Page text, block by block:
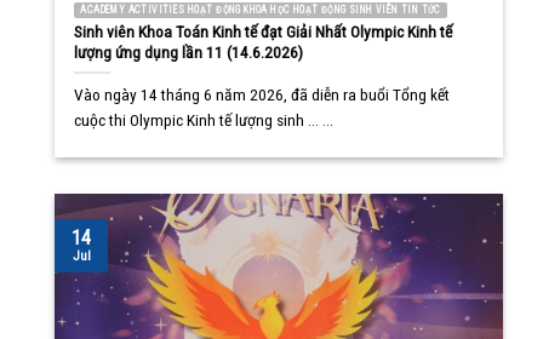
ACADEMY ACTIVITIES HOẠT ĐỘNG KHOA HỌC HOẠT ĐỘNG SINH VIÊN TIN TỨC
Sinh viên Khoa Toán Kinh tế đạt Giải Nhất Olympic Kinh tế
lượng ứng dụng lần 11 (14.6.2026)
Vào ngày 14 tháng 6 năm 2026, đã diễn ra buổi Tổng kết
cuộc thi Olympic Kinh tế lượng sinh ... ...
14
Jul